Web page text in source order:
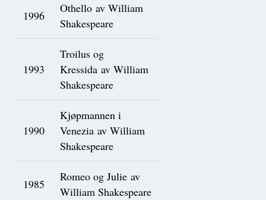
1996
Othello av William
Shakespeare
1993
Troilus og
Kressida av William
Shakespeare
1990
Kjøpmannen i
Venezia av William
Shakespeare
1985
Romeo og Julie av
William Shakespeare